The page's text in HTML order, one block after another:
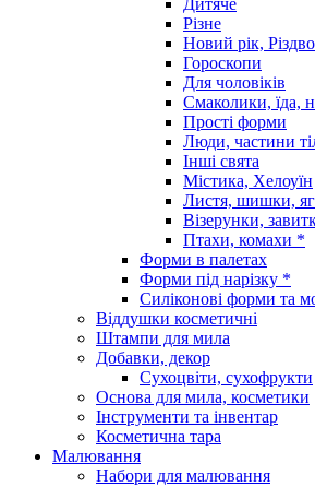
Різне
Новий рік, Різдво
Гороскопи
Для чоловіків
Смаколики, їда,
Прості форми
Люди, частини
Інші свята
Містика, Хелоуїн
Листя, шишки,
Візерунки,
Птахи, комахи *
Форми в палетах
Форми під нарізку *
Силіконові форми та
Віддушки косметичні
Штампи для мила
Добавки, декор
Сухоцвіти, сухофрукти
Основа для мила, косметики
Інструменти та інвентар
Косметична тара
Малювання
Набори для малювання